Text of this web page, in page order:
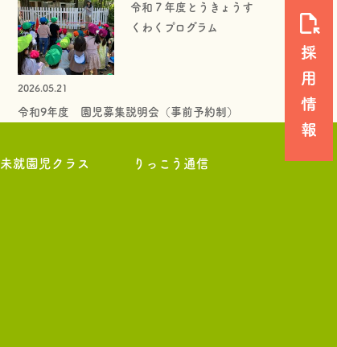
令和７年度とうきょうす
くわくプログラム
2026.05.21
令和9年度 園児募集説明会（事前予約制）
未就園児クラス りっこう通信